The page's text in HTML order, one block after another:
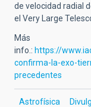
de velocidad radial
el Very Large
Más
info.: https://
confirma-la-exo-
precedentes
Astrofísica